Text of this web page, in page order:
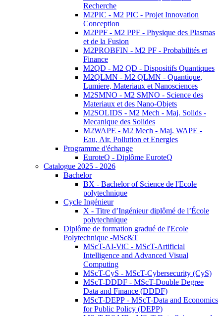
Recherche
M2PIC - M2 PIC - Projet Innovation
Conception
M2PPF - M2 PPF - Physique des Plasmas
et de la Fusion
M2PROBFIN - M2 PF - Probabilités et
Finance
M2QD - M2 QD - Dispositifs Quantiques
M2QLMN - M2 QLMN - Quantique,
Lumiere, Materiaux et Nanosciences
M2SMNO - M2 SMNO - Science des
Materiaux et des Nano-Objets
M2SOLIDS - M2 Mech - Maj. Solids -
Mecanique des Solides
M2WAPE - M2 Mech - Maj. WAPE -
Eau, Air, Pollution et Energies
Programme d'échange
EuroteQ - Diplôme EuroteQ
Catalogue 2025 - 2026
Bachelor
BX - Bachelor of Science de l'Ecole
polytechnique
Cycle Ingénieur
X - Titre d’Ingénieur diplômé de l’École
polytechnique
Diplôme de formation gradué de l'Ecole
Polytechnique -MSc&T
MScT-AI-ViC - MScT-Artificial
Intelligence and Advanced Visual
Computing
MScT-CyS - MScT-Cybersecurity (CyS)
MScT-DDDF - MScT-Double Degree
Data and Finance (DDDF)
MScT-DEPP - MScT-Data and Economics
for Public Policy (DEPP)